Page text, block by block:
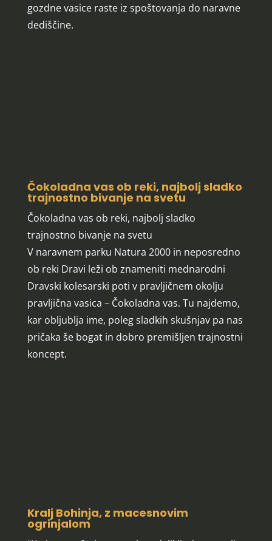
gozdne vasice raste iz spoštovanja do naravne
dediščine.
Čokoladna vas ob reki, najbolj sladko
trajnostno bivanje na svetu
Čokoladna vas ob reki, najbolj sladko
trajnostno bivanje na svetu
V naravnem parku Natura 2000 in neposredno
ob reki Dravi leži ob znameniti mednarodni
Dravski kolesarski poti v pravljičnem okolju
pravljična vasica – Čokoladna vas. Tu najdemo,
kar obljublja ime, poleg sladkih skušnjav pa nas
pričaka še bogat in dobro premišljen trajnostni
koncept.
Kralj Bohinja, z macesnovim
ogrinjalom